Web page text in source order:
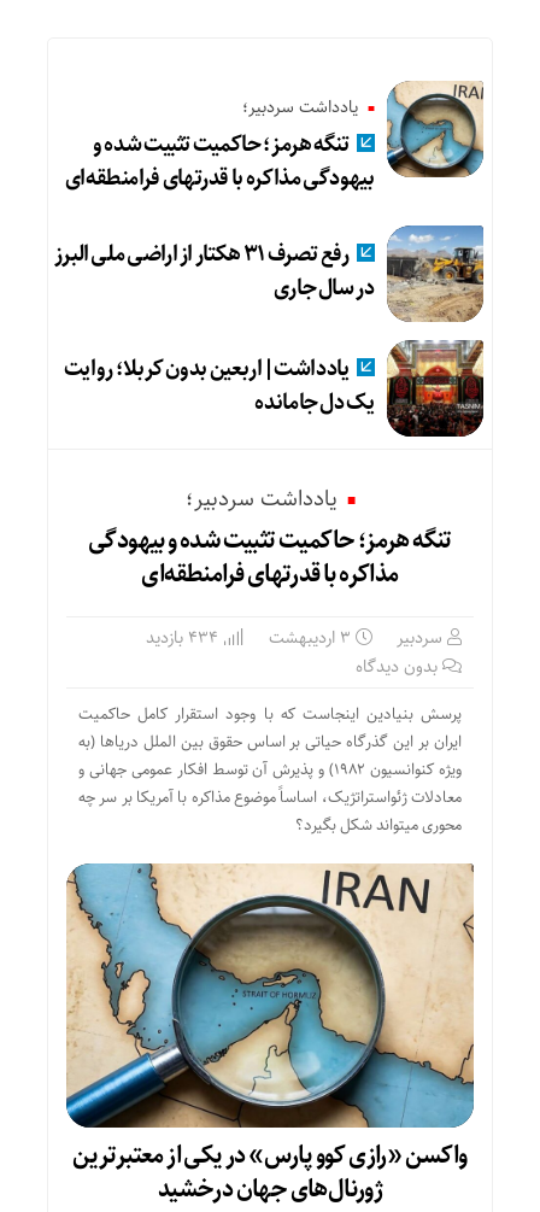
یادداشت سردبیر؛
تنگه هرمز؛ حاکمیت تثبیت شده و
بیهودگی مذاکره با قدرتهای فرامنطقه‌ای
رفع تصرف ۳۱ هکتار از اراضی ملی البرز
در سال جاری
یادداشت|اربعین بدون کربلا؛ روایت
یک دل جامانده
یادداشت سردبیر؛
تنگه هرمز؛ حاکمیت تثبیت شده و بیهودگی
مذاکره با قدرتهای فرامنطقه‌ای
سردبیر
بدون دیدگاه
پرسش بنیادین اینجاست که با وجود استقرار کامل حاکمیت
ایران بر این گذرگاه حیاتی بر اساس حقوق بین الملل دریاها (به
ویژه کنوانسیون ۱۹۸۲) و پذیرش آن توسط افکار عمومی جهانی و
معادلات ژئواستراتژیک، اساساً موضوع مذاکره با آمریکا بر سر چه
محوری میتواند شکل بگیرد؟
واکسن «رازی کوو پارس» در یکی از معتبرترین
ژورنال‌های جهان درخشید